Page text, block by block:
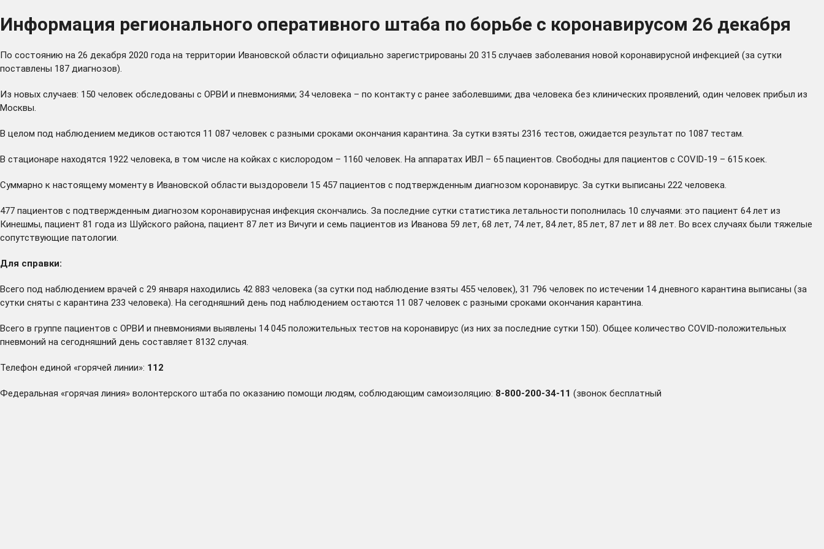
Информация регионального оперативного штаба по борьбе с коронавирусом 26 декабря
По состоянию на 26 декабря 2020 года на территории Ивановской области официально зарегистрированы 20 315 случаев заболевания новой коронавирусной инфекцией (за сутки
поставлены 187 диагнозов).
Из новых случаев: 150 человек обследованы с ОРВИ и пневмониями; 34 человека – по контакту с ранее заболевшими; два человека без клинических проявлений, один человек прибыл из
Москвы.
В целом под наблюдением медиков остаются 11 087 человек с разными сроками окончания карантина. За сутки взяты 2316 тестов, ожидается результат по 1087 тестам.
В стационаре находятся 1922 человека, в том числе на койках с кислородом – 1160 человек. На аппаратах ИВЛ – 65 пациентов. Свободны для пациентов с COVID-19 – 615 коек.
Суммарно к настоящему моменту в Ивановской области выздоровели 15 457 пациентов с подтвержденным диагнозом коронавирус. За сутки выписаны 222 человека.
477 пациентов с подтвержденным диагнозом коронавирусная инфекция скончались. За последние сутки статистика летальности пополнилась 10 случаями: это пациент 64 лет из
Кинешмы, пациент 81 года из Шуйского района, пациент 87 лет из Вичуги и семь пациентов из Иванова 59 лет, 68 лет, 74 лет, 84 лет, 85 лет, 87 лет и 88 лет. Во всех случаях были тяжелые
сопутствующие патологии.
Для справки:
Всего под наблюдением врачей с 29 января находились 42 883 человека (за сутки под наблюдение взяты 455 человек), 31 796 человек по истечении 14 дневного карантина выписаны (за
сутки сняты с карантина 233 человека). На сегодняшний день под наблюдением остаются 11 087 человек с разными сроками окончания карантина.
Всего в группе пациентов с ОРВИ и пневмониями выявлены 14 045 положительных тестов на коронавирус (из них за последние сутки 150). Общее количество COVID-положительных
пневмоний на сегодняшний день составляет 8132 случая.
Телефон единой «горячей линии»: 112
Федеральная «горячая линия» волонтерского штаба по оказанию помощи людям, соблюдающим самоизоляцию: 8-800-200-34-11 (звонок бесплатный